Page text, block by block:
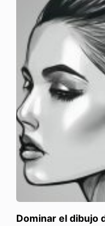
Dominar el dibujo